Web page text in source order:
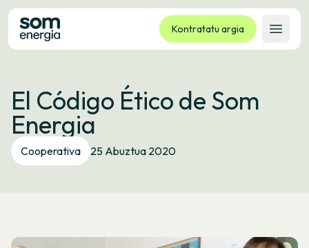
Kontratatu argia
Ireki
Tarifak
Zerbitzuak
Enpresak
Kooperatiba
El Código Ético de Som
Energia
Cooperativa 25 Abuztua 2020